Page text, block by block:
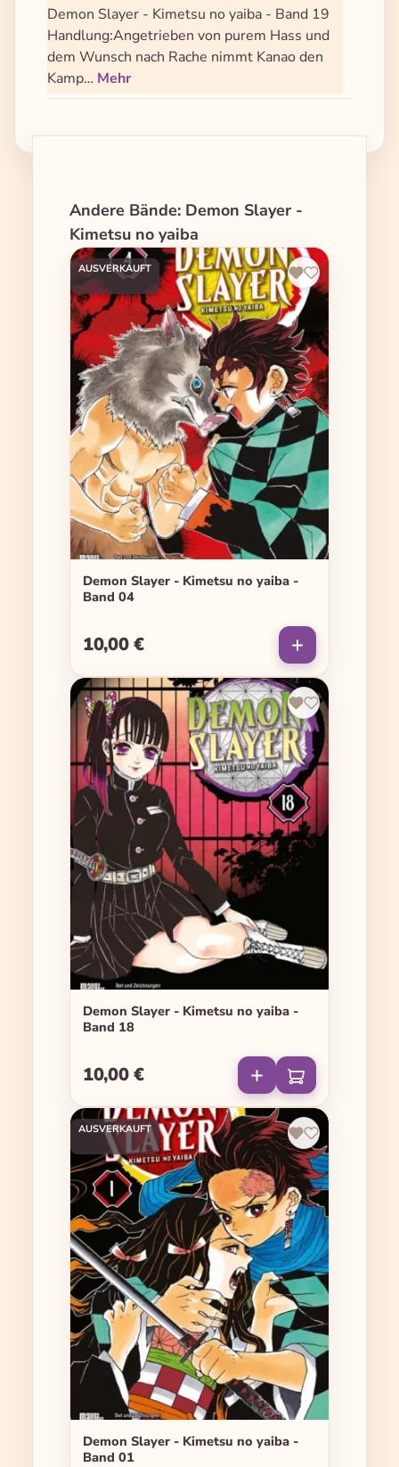
Demon Slayer - Kimetsu no yaiba - Band 19
Handlung:Angetrieben von purem Hass und
dem Wunsch nach Rache nimmt Kanao den
Kamp… Mehr
Produktgalerie überspringen
Andere Bände: Demon Slayer -
Kimetsu no yaiba
AUSVERKAUFT
Demon Slayer - Kimetsu no yaiba -
Band 04
Regulärer Preis:
10,00 €
Demon Slayer - Kimetsu no yaiba -
Band 18
Regulärer Preis:
10,00 €
AUSVERKAUFT
Demon Slayer - Kimetsu no yaiba -
Band 01